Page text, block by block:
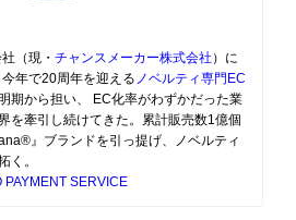
（現・ チャンスメーカー株式会社 ）に
年で20周年を迎える ノベルティ専門EC
期から担い、 EC化率がわずかだった業
を牽引し続けてきた。累計販売数1億個
』ブランドを引っ提げ、ノベルティ
く。
PAYMENT SERVICE